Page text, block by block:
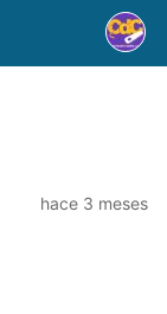
hace 3 meses